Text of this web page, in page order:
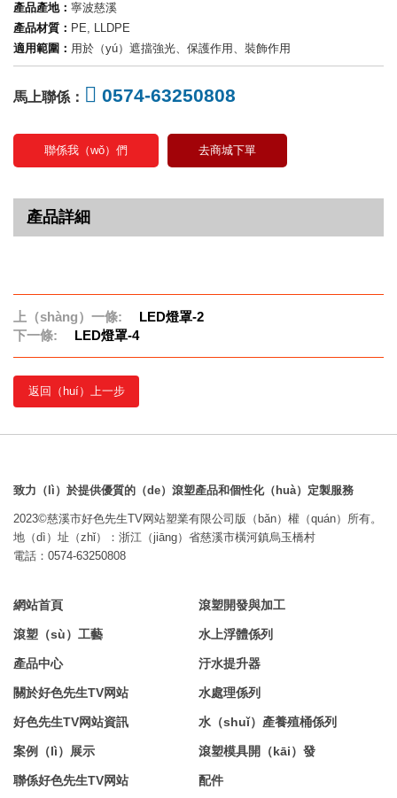
產品產地： 寧波慈溪
產品材質： PE, LLDPE
適用範圍： 用於（yú）遮擋強光、保護作用、裝飾作用
馬上聯係： 0574-63250808
聯係我（wǒ）們 去商城下單
產品詳細
上（shàng）一條:
LED燈罩-2
下一條:
LED燈罩-4
返回（huí）上一步
致力（lì）於提供優質的（de）滾塑產品和個性化（huà）定製服務
2023©慈溪市好色先生TV网站塑業有限公司版（bǎn）權（quán）所有。
地（dì）址（zhǐ）：浙江（jiāng）省慈溪市橫河鎮烏玉橋村
電話：0574-63250808
網站首頁
滾塑（sù）工藝
產品中心
關於好色先生TV网站
好色先生TV网站資訊
案例（lì）展示
聯係好色先生TV网站
滾塑開發與加工
水上浮體係列
汙水提升器
水處理係列
水（shuǐ）產養殖桶係列
滾塑模具開（kāi）發
配件